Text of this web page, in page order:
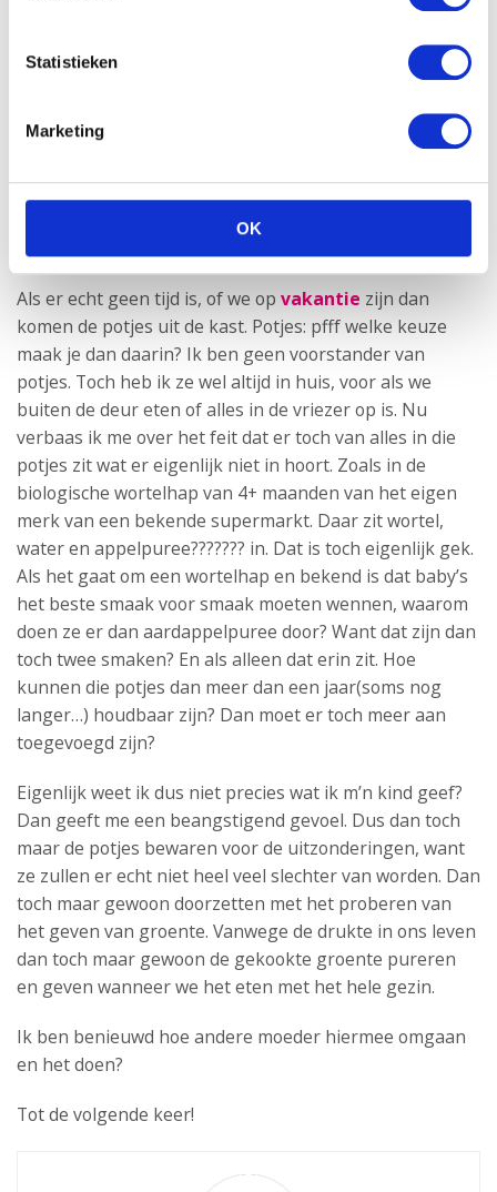
Statistieken
Marketing
OK
Als er echt geen tijd is, of we op vakantie zijn dan
komen de potjes uit de kast. Potjes: pfff welke keuze
maak je dan daarin? Ik ben geen voorstander van
potjes. Toch heb ik ze wel altijd in huis, voor als we
buiten de deur eten of alles in de vriezer op is. Nu
verbaas ik me over het feit dat er toch van alles in die
potjes zit wat er eigenlijk niet in hoort. Zoals in de
biologische wortelhap van 4+ maanden van het eigen
merk van een bekende supermarkt. Daar zit wortel,
water en appelpuree??????? in. Dat is toch eigenlijk gek.
Als het gaat om een wortelhap en bekend is dat baby’s
het beste smaak voor smaak moeten wennen, waarom
doen ze er dan aardappelpuree door? Want dat zijn dan
toch twee smaken? En als alleen dat erin zit. Hoe
kunnen die potjes dan meer dan een jaar(soms nog
langer…) houdbaar zijn? Dan moet er toch meer aan
toegevoegd zijn?
Eigenlijk weet ik dus niet precies wat ik m’n kind geef?
Dan geeft me een beangstigend gevoel. Dus dan toch
maar de potjes bewaren voor de uitzonderingen, want
ze zullen er echt niet heel veel slechter van worden. Dan
toch maar gewoon doorzetten met het proberen van
het geven van groente. Vanwege de drukte in ons leven
dan toch maar gewoon de gekookte groente pureren
en geven wanneer we het eten met het hele gezin.
Ik ben benieuwd hoe andere moeder hiermee omgaan
en het doen?
Tot de volgende keer!